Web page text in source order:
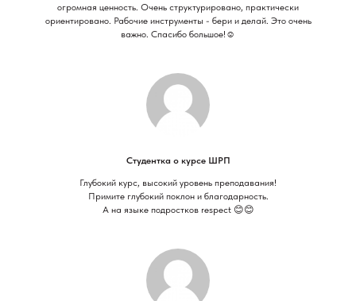
огромная ценность. Очень структурировано, практически
ориентировано. Рабочие инструменты - бери и делай. Это очень
важно. Спасибо большое!☺️
Студентка о курсе ШРП
Глубокий курс, высокий уровень преподавания!
Примите глубокий поклон и благодарность.
А на языке подростков respect 😊😊